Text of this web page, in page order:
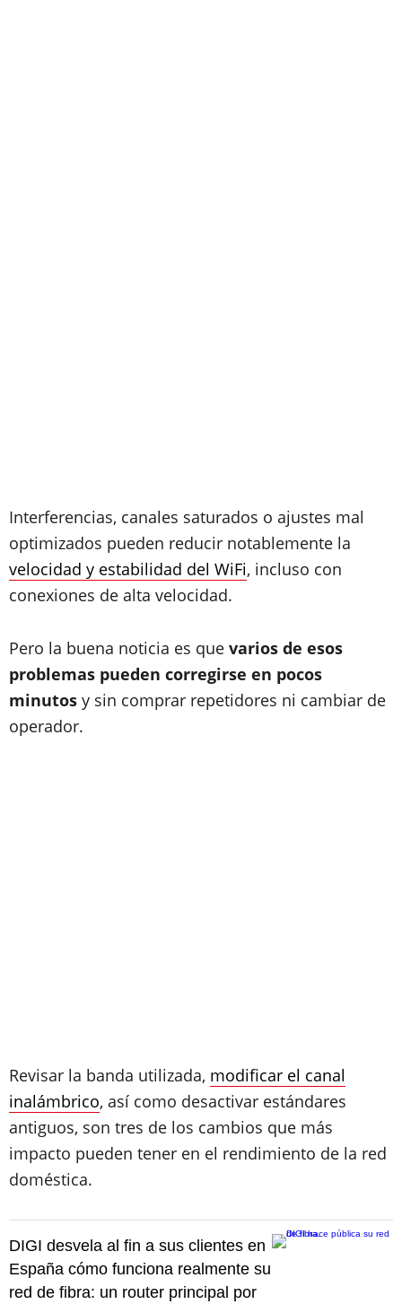
Interferencias, canales saturados o ajustes mal
optimizados pueden reducir notablemente la
velocidad y estabilidad del WiFi, incluso con
conexiones de alta velocidad.
Pero la buena noticia es que varios de esos
problemas pueden corregirse en pocos
minutos y sin comprar repetidores ni cambiar de
operador.
Revisar la banda utilizada, modificar el canal
inalámbrico, así como desactivar estándares
antiguos, son tres de los cambios que más
impacto pueden tener en el rendimiento de la red
doméstica.
DIGI desvela al fin a sus clientes en
España cómo funciona realmente su
red de fibra: un router principal por